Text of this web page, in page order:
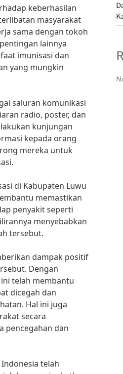
keberhasilan
masyarakat
sama dengan tokoh
lainnya
imunisasi dan
yang mungkin
saluran komunikasi
radio, poster, dan
kunjungan
kepada orang
mereka untuk
di Kabupaten Luwu
memastikan
penyakit seperti
menyebabkan
tersebut.
dampak positif
Dengan
telah membantu
dicegah dan
Hal ini juga
secara
pencegahan dan
telah